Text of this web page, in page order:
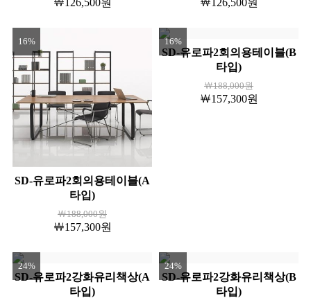
￦126,500원 ￦126,500원
16%
SD-유로파2회의용테이블(A
타입)
￦188,000원
￦157,300원
16%
SD-유로파2회의용테이블(B
타입)
￦188,000원
￦157,300원
24%
SD-유로파2강화유리책상(A
타입)
24%
SD-유로파2강화유리책상(B
타입)